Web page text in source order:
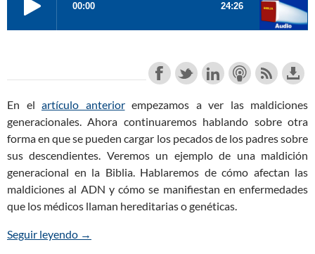
En el artículo anteriorempezamos a ver las maldiciones
generacionales. Ahora continuaremos hablando sobre otra
forma en que se pueden cargar los pecados de los padres sobre
sus descendientes. Veremos un ejemplo de una maldición
generacional en la Biblia. Hablaremos de cómo afectan las
maldiciones al ADN y cómo se manifiestan en enfermedades
que los médicos llaman hereditarias o genéticas.
Seguir leyendo Maldiciones Bíblicas: Enfermedades
→